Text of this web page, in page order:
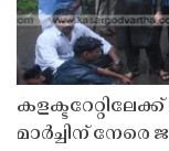
മാർച്ചിന് നേരെ